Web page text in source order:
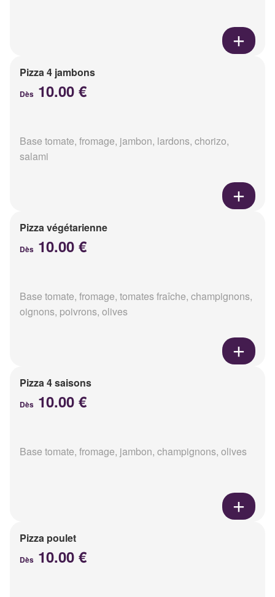
Pizza 4 jambons
Dès 10.00 €
Base tomate, fromage, jambon, lardons, chorizo,
salami
Pizza végétarienne
Dès 10.00 €
Base tomate, fromage, tomates fraîche, champignons,
oignons, poivrons, olives
Pizza 4 saisons
Dès 10.00 €
Base tomate, fromage, jambon, champignons, olives
Pizza poulet
Dès 10.00 €